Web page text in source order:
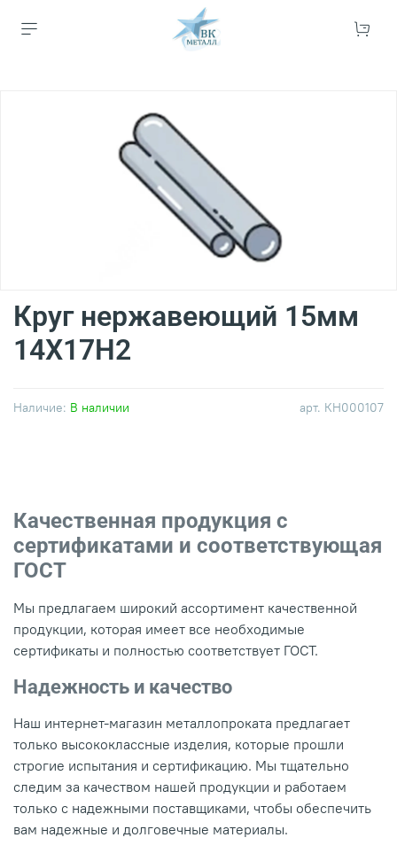
арт. КН000107
Наличие: В наличии
Круг нержавеющий 15мм
14Х17Н2
Качественная продукция с
сертификатами и соответствующая
ГОСТ
Мы предлагаем широкий ассортимент качественной
продукции, которая имеет все необходимые
сертификаты и полностью соответствует ГОСТ.
Надежность и качество
Наш интернет-магазин металлопроката предлагает
только высококлассные изделия, которые прошли
строгие испытания и сертификацию. Мы тщательно
следим за качеством нашей продукции и работаем
только с надежными поставщиками, чтобы обеспечить
вам надежные и долговечные материалы.